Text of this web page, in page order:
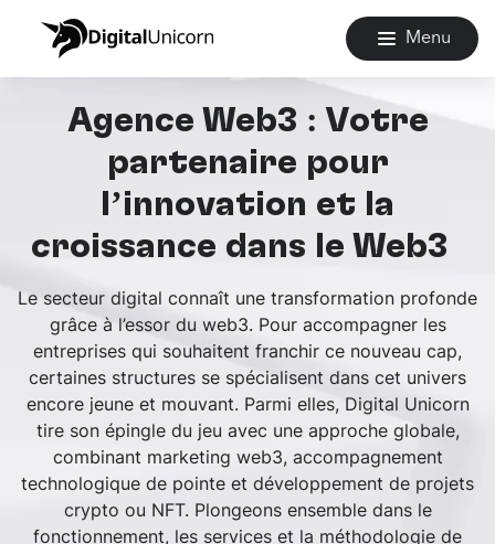
Menu
Agence Web3 : Votre
partenaire pour
l’innovation et la
croissance dans le Web3
Le secteur digital connaît une transformation profonde
grâce à l’essor du web3. Pour accompagner les
entreprises qui souhaitent franchir ce nouveau cap,
certaines structures se spécialisent dans cet univers
encore jeune et mouvant. Parmi elles, Digital Unicorn
tire son épingle du jeu avec une approche globale,
combinant marketing web3, accompagnement
technologique de pointe et développement de projets
crypto ou NFT. Plongeons ensemble dans le
fonctionnement, les services et la méthodologie de